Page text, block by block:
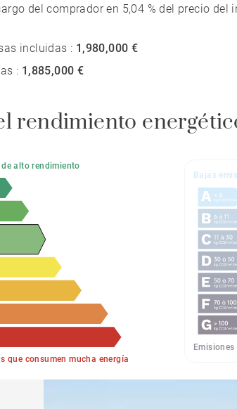
del comprador en 5,04 % del precio del
incluidas : 1,980,000 €
: 1,885,000 €
rendimiento
alto rendimiento
que consumen mucha energía
Bajas